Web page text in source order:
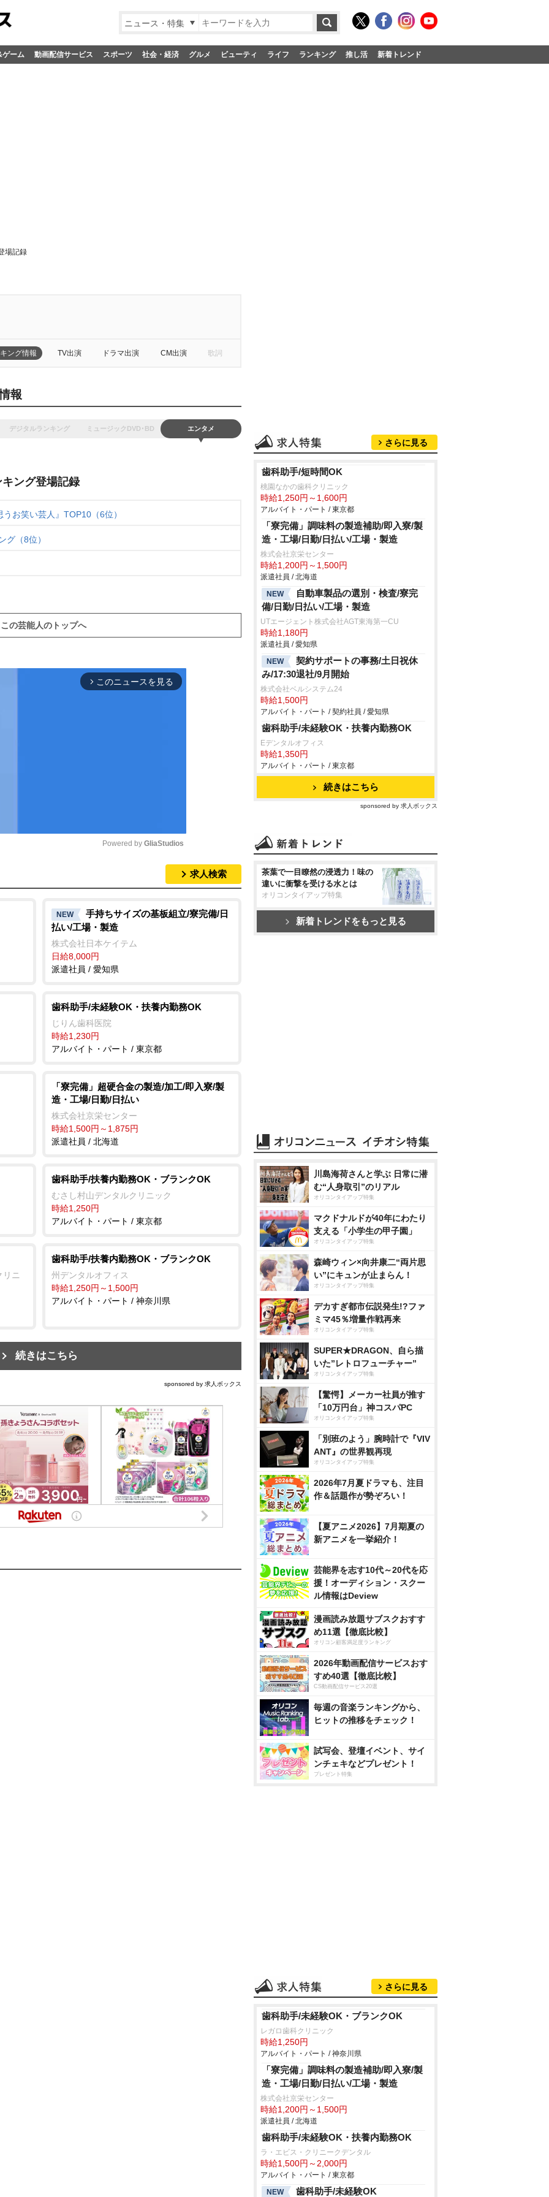
ニュース・特集
ゲーム 動画配信サービス スポーツ 社会・経済 グルメ ビューティ ライフ ランキング 推し活 新着トレンド
場記録
ング情報 TV出演 ドラマ出演 CM出演 歌詞
報
デジタルランキング ミュージックDVD･BD エンタメ
ング登場記録
お笑い芸人』TOP10（6位）
グ（8位）
この芸能人のトップへ
arrow_forward_ios このニュースを見る
t
Powered by GliaStudios
求人検索
NEW
手持ちサイズの基板組立/寮完備/日
払い/工場・製造
株式会社日本ケイテム
日給8,000円
派遣社員 / 愛知県
歯科助手/未経験OK・扶養内勤務OK
じりん歯科医院
時給1,230円
アルバイト・パート / 東京都
「寮完備」超硬合金の製造/加工/即入寮/製
造・工場/日勤/日払い
株式会社京栄センター
時給1,500円～1,875円
派遣社員 / 北海道
歯科助手/扶養内勤務OK・ブランクOK
むさし村山デンタルクリニック
時給1,250円
アルバイト・パート / 東京都
ニ
歯科助手/扶養内勤務OK・ブランクOK
州デンタルオフィス
時給1,250円～1,500円
アルバイト・パート / 神奈川県
続きはこちら
sponsored by 求人ボックス
さらに見る
歯科助手/短時間OK
桃園なかの歯科クリニック
時給1,250円～1,600円
アルバイト・パート / 東京都
「寮完備」調味料の製造補助/即入寮/製
造・工場/日勤/日払い/工場・製造
株式会社京栄センター
時給1,200円～1,500円
派遣社員 / 北海道
NEW
自動車製品の選別・検査/寮完
備/日勤/日払い/工場・製造
UTエージェント株式会社AGT東海第一CU
時給1,180円
派遣社員 / 愛知県
NEW
契約サポートの事務/土日祝休
み/17:30退社/9月開始
株式会社ベルシステム24
時給1,500円
アルバイト・パート / 契約社員 / 愛知県
歯科助手/未経験OK・扶養内勤務OK
Eデンタルオフィス
時給1,350円
アルバイト・パート / 東京都
続きはこちら
sponsored by 求人ボックス
茶葉で一目瞭然の浸透力！味の
違いに衝撃を受ける水とは
オリコンタイアップ特集
新着トレンドをもっと見る
川島海荷さんと学ぶ 日常に潜
む“人身取引”のリアル
オリコンタイアップ特集
マクドナルドが40年にわたり
支える「小学生の甲子園」
オリコンタイアップ特集
森崎ウィン×向井康二“両片思
い”にキュンが止まらん！
オリコンタイアップ特集
デカすぎ都市伝説発生!?ファ
ミマ45％増量作戦再来
オリコンタイアップ特集
SUPER★DRAGON、自ら描
いた”レトロフューチャー”
オリコンタイアップ特集
【驚愕】メーカー社員が推す
「10万円台」神コスパPC
オリコンタイアップ特集
「別班のよう」腕時計で『VIV
ANT』の世界観再現
オリコンタイアップ特集
2026年7月夏ドラマも、注目
作＆話題作が勢ぞろい！
【夏アニメ2026】7月期夏の
新アニメを一挙紹介！
芸能界を志す10代～20代を応
援！オーディション・スクー
ル情報はDeview
漫画読み放題サブスクおすす
め11選【徹底比較】
オリコン顧客満足度ランキング
2026年動画配信サービスおす
すめ40選【徹底比較】
CS動画配信サービス20選
毎週の音楽ランキングから、
ヒットの推移をチェック！
試写会、登壇イベント、サイ
ンチェキなどプレゼント！
プレゼント特集
さらに見る
歯科助手/未経験OK・ブランクOK
レガロ歯科クリニック
時給1,250円
アルバイト・パート / 神奈川県
「寮完備」調味料の製造補助/即入寮/製
造・工場/日勤/日払い/工場・製造
株式会社京栄センター
時給1,200円～1,500円
派遣社員 / 北海道
歯科助手/未経験OK・扶養内勤務OK
ラ・エビス・クリニークデンタル
時給1,500円～2,000円
アルバイト・パート / 東京都
NEW
歯科助手/未経験OK